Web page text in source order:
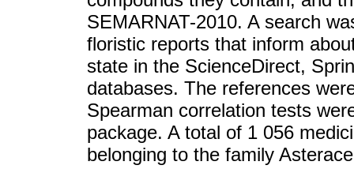
SEMARNAT-2010. A search
floristic reports that inform
state in the ScienceDirect,
databases. The references
Spearman correlation tests
package. A total of 1 056
belonging to the family